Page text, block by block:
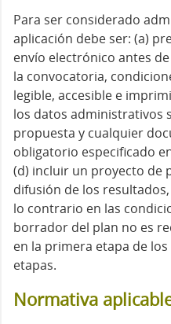
Para ser considerado
aplicación debe ser: (a)
envío electrónico antes
la convocatoria,
legible, accesible e
los datos administrativos
propuesta y cualquier
obligatorio especificado
(d) incluir un proyecto de
difusión de los
lo contrario en las
borrador del plan no es
en la primera etapa de
etapas.
Normativa